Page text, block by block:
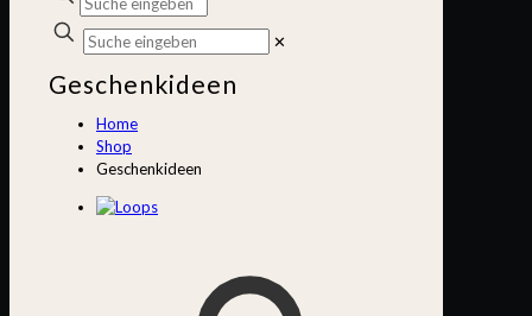
✕
Geschenkideen
Home
Shop
Geschenkideen